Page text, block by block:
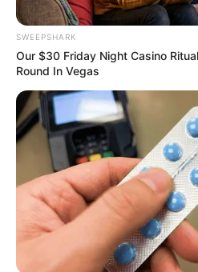
Sensual Dance Scenes We
BRAINBERRIES
SWEEPSHARK
Our $30 Friday Night Casino
Round In Vegas